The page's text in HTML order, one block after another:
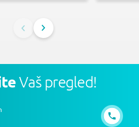
Vaš pregled!